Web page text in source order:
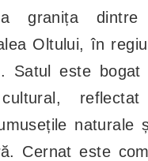
granița dintre
Oltului, în
Satul este bogat
naturale
Cernat este